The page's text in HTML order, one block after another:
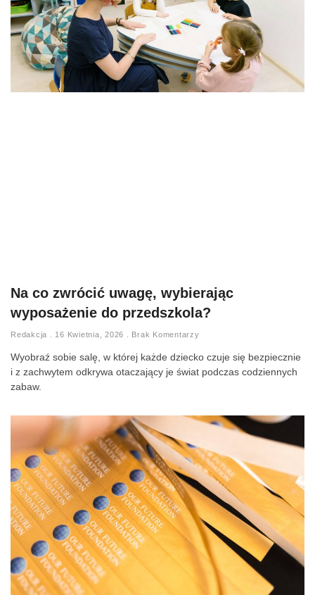
Na co zwrócić uwagę, wybierając
wyposażenie do przedszkola?
Redakcja 16 Kwietnia, 2026 Brak Komentarzy
Wyobraź sobie salę, w której każde dziecko czuje się bezpiecznie
i z zachwytem odkrywa otaczający je świat podczas codziennych
zabaw.